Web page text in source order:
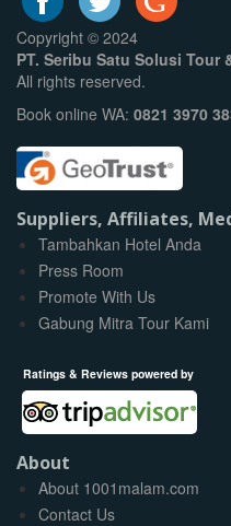
Copyright © 2024
PT. Seribu Satu Solusi Tour
All rights reserved.
Book online WA: 0821 3970
Suppliers, Affiliates,
Tambahkan Hotel Anda
Press Room
Promote With Us
Gabung Mitra Tour Kami
Ratings & Reviews powered by
About
About 1001malam.com
Contact Us